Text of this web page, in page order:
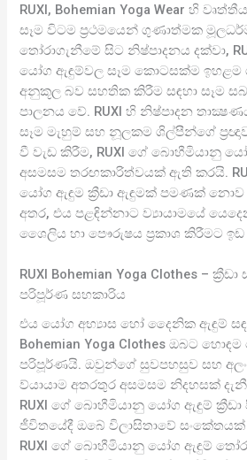
RUXI, Bohemian Yoga Wear හි
සෑම විටම ප්‍රථමයෙන් ගුණාත්මක
තෝරාගැනීමේ සිට නිෂ්පාදනය දක්වා,
යෝග ඇඳුම්වල සෑම කොටසක්ම ඉහළම
අනුකූල බව සහතික කිරීම සඳහා සෑම
පාලනය වේ. RUXI හි නිෂ්පාදන
සෑම මැහුම් සහ නූලකම ශිල්පීන්ගේ
වී වැඩ කිරීම, RUXI ගේ බොහීමියානු
අසමසම තරඟකාරිත්වයක් ඇති කරයි.
යෝග ඇඳුම ක්‍රීඩා ඇඳුමක් පමණක් නොව
අතර, එය පළඳින්නාට ව්‍යායාමයේ
ශෛලිය හා පෞරුෂය ප්‍රකාශ කිරීමට
RUXI Bohemian Yoga Clothes –
පරිපූර්ණ සහකාරිය
එය යෝග අභ්‍යාස හෝ දෛනික ඇඳුම්
Bohemian Yoga Clothes ඔබට
පරිපූර්ණයි. ඔවුන්ගේ සුවපහසුව සහ
ව්යායාම අතරතුර අසමසම නිදහසක්
RUXI ගේ බොහීමියානු යෝග ඇඳුම්
ජීවිතයේදී ඔබේ විලාසිතාවේ
RUXI ගේ බොහීමියානු යෝග ඇඳුම්